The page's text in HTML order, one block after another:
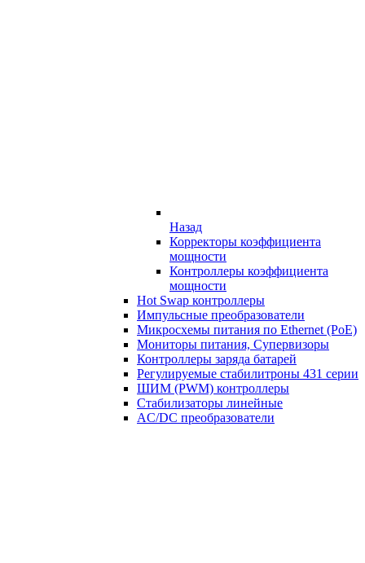
Назад
Корректоры коэффициента
мощности
Контроллеры коэффициента
мощности
Hot Swap контроллеры
Импульсные преобразователи
Микросхемы питания по Ethernet (PoE)
Мониторы питания, Супервизоры
Контроллеры заряда батарей
Регулируемые стабилитроны 431 серии
ШИМ (PWM) контроллеры
Стабилизаторы линейные
AC/DC преобразователи